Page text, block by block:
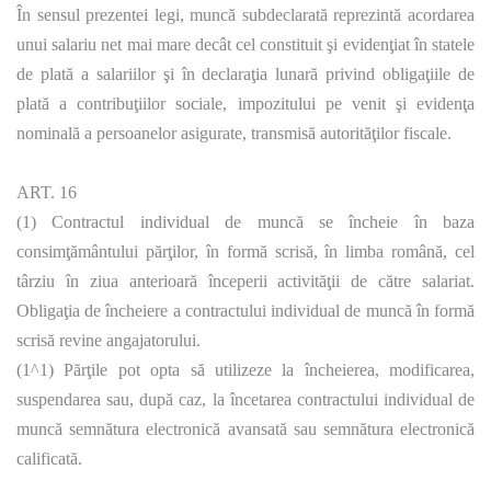
În sensul prezentei legi, muncă subdeclarată reprezintă acordarea
unui salariu net mai mare decât cel constituit şi evidenţiat în statele
de plată a salariilor şi în declaraţia lunară privind obligaţiile de
plată a contribuţiilor sociale, impozitului pe venit şi evidenţa
nominală a persoanelor asigurate, transmisă autorităţilor fiscale.
ART. 16
(1) Contractul individual de muncă se încheie în baza
consimţământului părţilor, în formă scrisă, în limba română, cel
târziu în ziua anterioară începerii activităţii de către salariat.
Obligaţia de încheiere a contractului individual de muncă în formă
scrisă revine angajatorului.
(1^1) Părţile pot opta să utilizeze la încheierea, modificarea,
suspendarea sau, după caz, la încetarea contractului individual de
muncă semnătura electronică avansată sau semnătura electronică
calificată.